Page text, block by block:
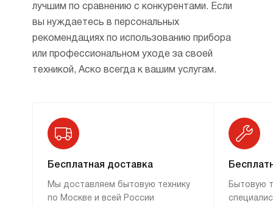
лучшим по сравнению с конкурентами. Если
вы нуждаетесь в персональных
рекомендациях по использованию прибора
или профессиональном уходе за своей
техникой, Аско всегда к вашим услугам.
Бесплатная доставка
Мы доставляем бытовую технику
по Москве и всей России
Бытовую